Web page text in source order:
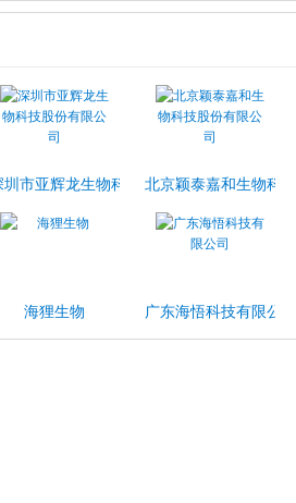
圳市亚辉龙生物科技股份有限公司
北京颖泰嘉和生物科
海狸生物 广东海悟科技有限公司